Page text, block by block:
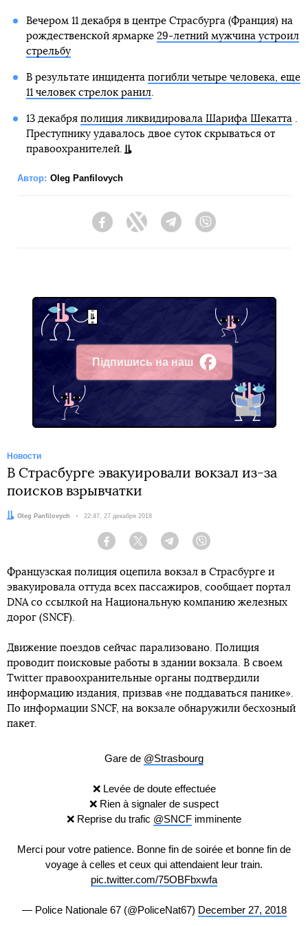
Вечером 11 декабря в центре Страсбурга (Франция) на
рождественской ярмарке 29-летний мужчина устроил
стрельбу
В результате инцидента погибли четыре человека, еще
11 человек стрелок ранил.
13 декабря полиция ликвидировала Шарифа Шекатта.
Преступнику удавалось двое суток скрываться от
правоохранителей.
Автор: Oleg Panfilovych
FacebookTwitter Telegram
Підпишись на наш
Facebook
Новости
В Страсбурге эвакуировали вокзал из-за
поисков взрывчатки
Автор:
Oleg Panfilovych Дата:
22:47, 27 декабря 2018
Facebook Twitter Telegram
Французская полиция оцепила вокзал в Страсбурге и
эвакуировала оттуда всех пассажиров, сообщает портал
DNA со ссылкой на Национальную компанию железных
дорог (SNCF).
Движение поездов сейчас парализовано. Полиция
проводит поисковые работы в здании вокзала. В своем
Twitter правоохранительные органы подтвердили
информацию издания, призвав «не поддаваться панике».
По информации SNCF, на вокзале обнаружили бесхозный
пакет.
Gare de @Strasbourg
❌ Levée de doute effectuée
❌ Rien à signaler de suspect
❌ Reprise du trafic @SNCF imminente
Merci pour votre patience. Bonne fin de soirée et bonne fin de
voyage à celles et ceux qui attendaient leur train.
pic.twitter.com/75OBFbxwfa
— Police Nationale 67 (@PoliceNat67) December 27, 2018